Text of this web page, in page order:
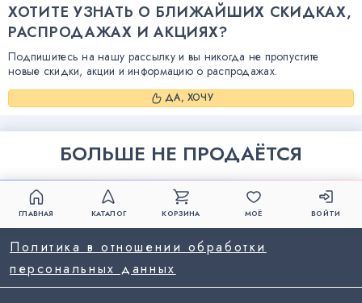
ХОТИТЕ УЗНАТЬ О БЛИЖАЙШИХ СКИДКАХ,
РАСПРОДАЖАХ И АКЦИЯХ?
Подпишитесь на нашу рассылку и вы никогда не пропустите
новые скидки, акции и информацию о распродажах.
ДА, ХОЧУ
БОЛЬШЕ НЕ ПРОДАЁТСЯ
ГЛАВНАЯ КАТАЛОГ КОРЗИНА МОЁ ВОЙТИ
Политика в отношении обработки
персональных данных